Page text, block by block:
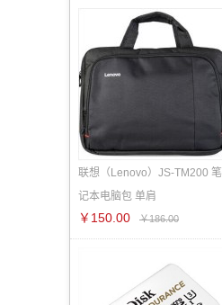
联想（Lenovo）JS-TM200 笔
记本电脑包 单肩
￥150.00 ￥186.00